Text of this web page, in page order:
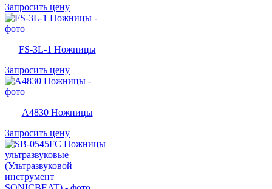
Запросить цену
FS-3L-1 Ножницы
Запросить цену
A4830 Ножницы
Запросить цену